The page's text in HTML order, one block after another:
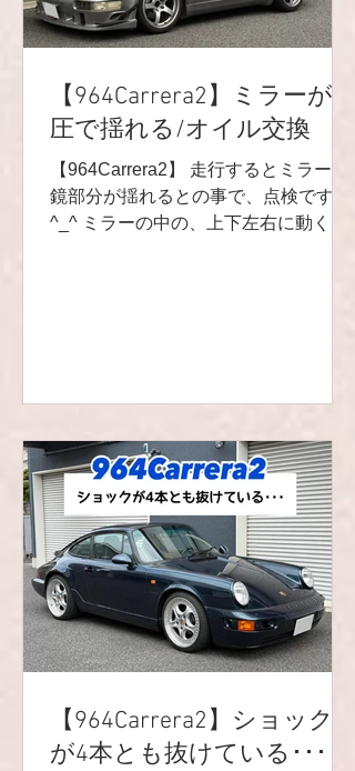
🔻LINE友達追加/LINEお問い合わせ🔻
https://lin.ee/4ek3yGk 📩
YouTubeチャンネル🎬
https://youtube.com/channel/UCVNw0y
km_OJHNJF8UOYuI-w 🕊X🕊...
【964Carrera2】ミラーが風
圧で揺れる/オイル交換
【964Carrera2】 走行するとミラーの
鏡部分が揺れるとの事で、点検です
^_^ ミラーの中の、上下左右に動く中
です😁✨ ありがとうございました‼️ R9
レーシングHP⬇︎ https://www.r9racing-
jp.com/ 🔻LINE友達追加/LINEお問い合
わせ🔻 https://lin.ee/4ek3yGk 📩
r9.racingteam.911@gmail.com
YouTubeチャンネル🎬
https://youtube.com/channel/UCVNw0y
km_OJHNJF8UOYuI-w 🕊X🕊
https://twitter.com/r9racing_japan
TEL/FAX 03-6336-0775 ●小さなメン
テナンスガレージ● 入り口にシャッタ
ーがございますので、インターホンを
鳴らし
【964Carrera2】ショック
が4本とも抜けている･･･